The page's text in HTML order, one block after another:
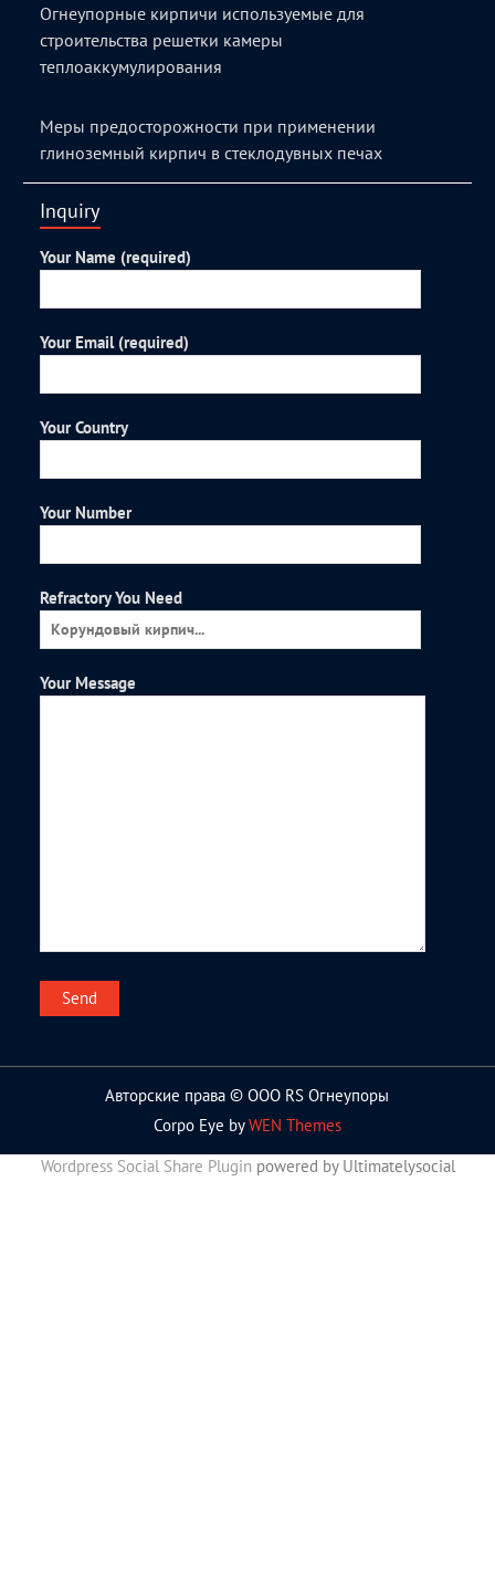
Огнеупорные кирпичи используемые для
строительства решетки камеры
теплоаккумулирования
Меры предосторожности при применении
глиноземный кирпич в стеклодувных печах
Inquiry
Your Name (required)
Your Email (required)
Your Country
Your Number
Refractory You Need
Your Message
Авторские права © ООО RS Огнеупоры
Corpo Eye byWEN Themes
Wordpress Social Share Plugin powered by Ultimatelysocial